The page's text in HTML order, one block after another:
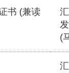
书 (兼读
(